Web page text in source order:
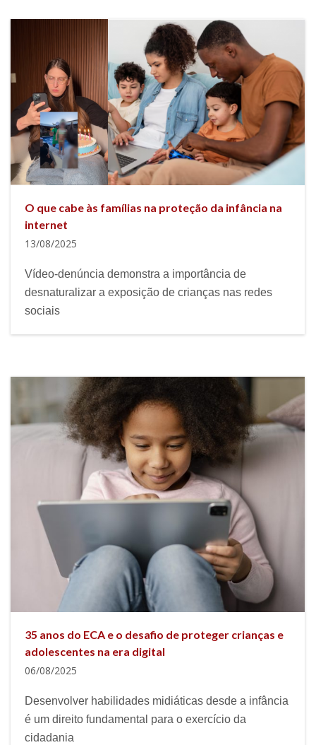
O que cabe às famílias na proteção da infância na
internet
13/08/2025
Vídeo-denúncia demonstra a importância de
desnaturalizar a exposição de crianças nas redes
sociais
35 anos do ECA e o desafio de proteger crianças e
adolescentes na era digital
06/08/2025
Desenvolver habilidades midiáticas desde a infância
é um direito fundamental para o exercício da
cidadania